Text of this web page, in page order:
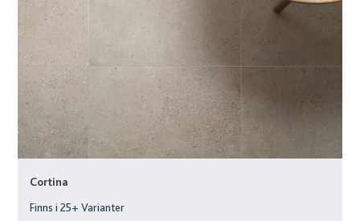
Cortina
Finns i25+ Varianter